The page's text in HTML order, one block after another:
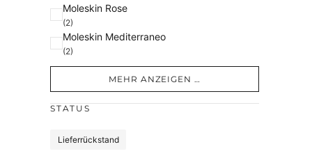
Moleskin Rose
(2)
Moleskin Mediterraneo
(2)
MEHR ANZEIGEN …
STATUS
Lieferrückstand